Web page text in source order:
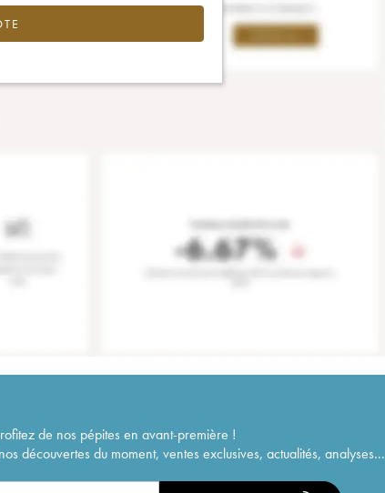
de nos pépites en avant-première !
découvertes du moment, ventes exclusives, actualités, analyses...